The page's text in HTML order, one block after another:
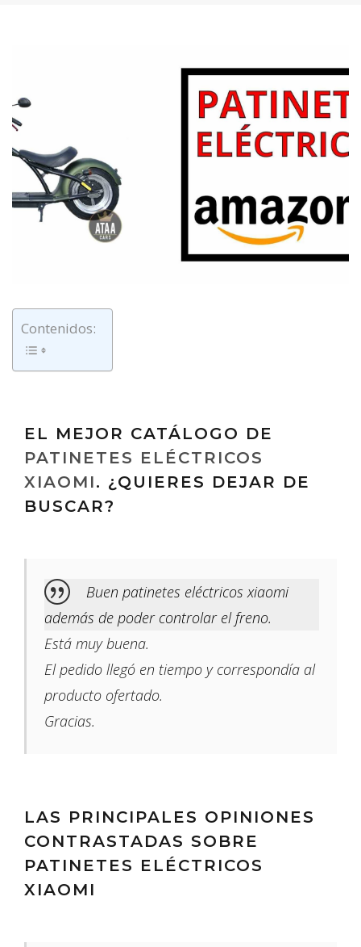
Contenidos:
EL MEJOR CATÁLOGO DE
PATINETES ELÉCTRICOS
XIAOMI. ¿QUIERES DEJAR DE
BUSCAR?
Buen patinetes eléctricos xiaomi
además de poder controlar el freno.
Está muy buena.
El pedido llegó en tiempo y correspondía al
producto ofertado.
Gracias.
LAS PRINCIPALES OPINIONES
CONTRASTADAS SOBRE
PATINETES ELÉCTRICOS
XIAOMI